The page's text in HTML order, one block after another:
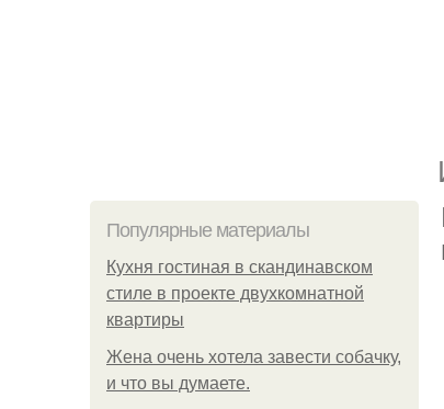
Популярные материалы
Кухня гостиная в скандинавском
стиле в проекте двухкомнатной
квартиры
Жена очень хотела завести собачку,
и что вы думаете.